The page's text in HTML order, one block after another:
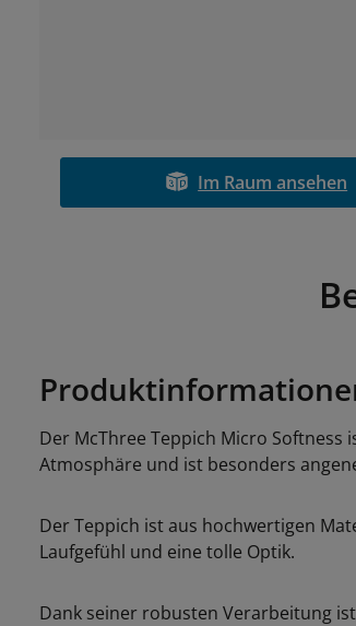
Im Raum ansehen
Der McThree Teppich Micro
Atmosphäre und ist besonders
Der Teppich ist aus hochwertigen
Laufgefühl und eine tolle Optik.
Dank seiner robusten Verarbeitung